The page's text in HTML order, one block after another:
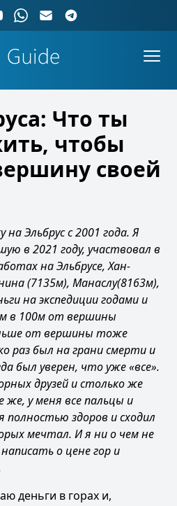
Что ты
чтобы
своей
на Эльбрус с 2001 года. Я
в 2021 году, участвовал в
на Эльбрусе, Хан-
(7135м), Манаслу(8163м),
на экспедиции годами и
в 100м от вершины
от вершины тоже
раз был на грани смерти и
был уверен, что уже «все».
друзей и столько же
же, у меня все пальцы и
полностью здоров и сходил
мечтал. И я ни о чем не
о цене гор и
деньги в горах и,